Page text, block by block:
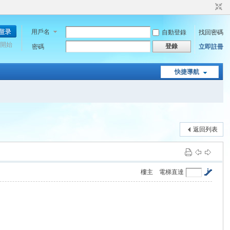
用戶名 自動登錄
找回密碼
密碼
登錄 立即註冊
始
快捷導航
返回列表
電梯直達
樓主